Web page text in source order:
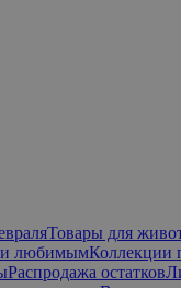
Товары для
любимымКоллекции
Распродажа остатков